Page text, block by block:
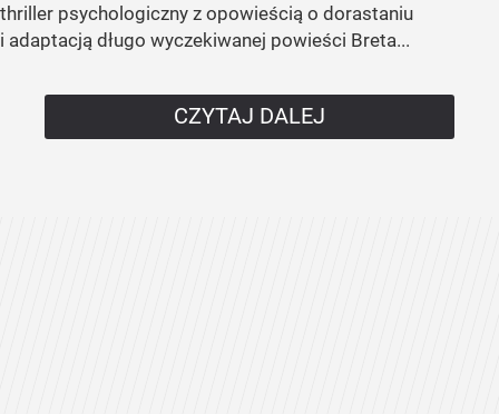
thriller psychologiczny z opowieścią o dorastaniu
i adaptacją długo wyczekiwanej powieści Breta...
CZYTAJ DALEJ